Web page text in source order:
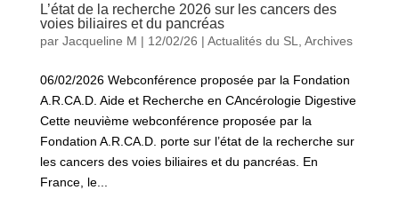
L’état de la recherche 2026 sur les cancers des
voies biliaires et du pancréas
par Jacqueline M | 12/02/26 | Actualités du SL Archives
06/02/2026 Webconférence proposée par la Fondation
A.R.CA.D. Aide et Recherche en CAncérologie Digestive
Cette neuvième webconférence proposée par la
Fondation A.R.CA.D. porte sur l’état de la recherche sur
les cancers des voies biliaires et du pancréas. En
France, le...